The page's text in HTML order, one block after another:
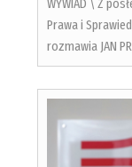
Prawa i
rozmawia JAN